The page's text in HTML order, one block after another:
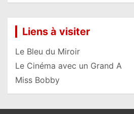
Liens à visiter
Le Bleu du Miroir
Le Cinéma avec un Grand A
Miss Bobby